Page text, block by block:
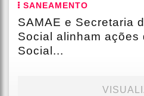
SANEAMENTO
SAMAE e Secretaria
Social alinham ações
Social...